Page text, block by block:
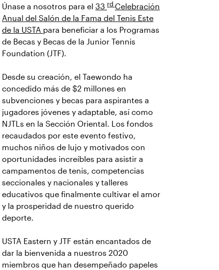
Únase a nosotros para el 33 rd Celebración
Anual del Salón de la Fama del Tenis Este
de la USTA para beneficiar a los Programas
de Becas y Becas de la Junior Tennis
Foundation (JTF).
Desde su creación, el Taewondo ha
concedido más de $2 millones en
subvenciones y becas para aspirantes a
jugadores jóvenes y adaptable, así como
NJTLs en la Sección Oriental. Los fondos
recaudados por este evento festivo,
muchos niños de lujo y motivados con
oportunidades increíbles para asistir a
campamentos de tenis, competencias
seccionales y nacionales y talleres
educativos que finalmente cultivar el amor
y la prosperidad de nuestro querido
deporte.
USTA Eastern y JTF están encantados de
dar la bienvenida a nuestros 2020
miembros que han desempeñado papeles